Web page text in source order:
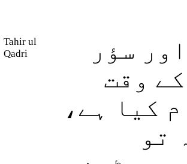
Tahir ul
Qadri
سؤر
وقت
کیا ہے،
تو